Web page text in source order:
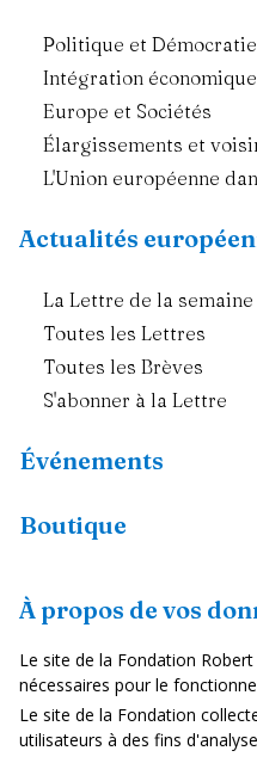
À propos de vos
Le site de la Fondation
nécessaires pour le
Le site de la Fondation
utilisateurs à des fins
Politique et Démocratie
Intégration économique
Europe et Sociétés
Élargissements et
L'Union européenne
Actualités
La Lettre de la semaine
Toutes les Lettres
Toutes les Brèves
S'abonner à la Lettre
Événements
Boutique
Ressources
Fiches pays
Dans les médias
Vidéos